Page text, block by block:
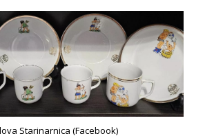
Starinarnica (Facebook)